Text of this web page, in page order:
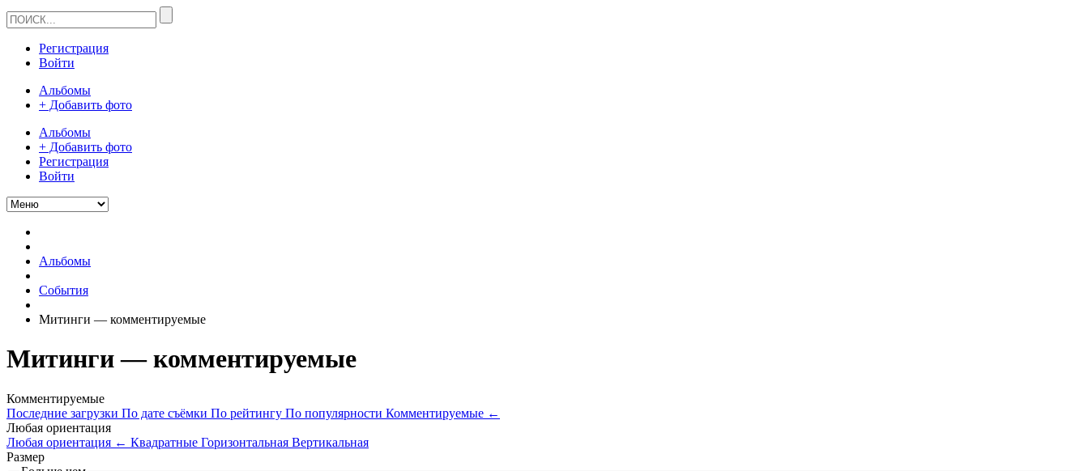
Регистрация
Войти
Альбомы
+ Добавить фото
Альбомы
+ Добавить фото
Регистрация
Войти
Альбомы
События
Митинги — комментируемые
Митинги — комментируемые
Комментируемые
Последние загрузки По дате съёмки По рейтингу По популярности Комментируемые ←
Любая ориентация
Любая ориентация ← Квадратные Горизонтальная Вертикальная
Размер